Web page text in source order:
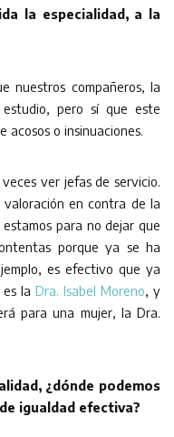
la especialidad, a la
nuestros compañeros, la
pero sí que este
acosos o insinuaciones.
ver jefas de servicio.
en contra de la
para no dejar que
porque ya se ha
es efectivo que ya
es laDra. Isabel Moreno, y
para una mujer, la Dra.
¿dónde podemos
igualdad efectiva?